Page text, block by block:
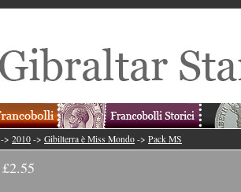
-> 2010 -> Gibilterra è Miss Mondo -> Pack MS
£2.55